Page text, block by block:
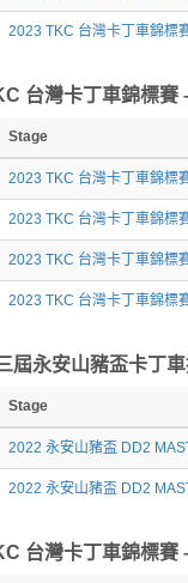
2023 TKC 台灣卡丁車錦標
台灣卡丁車錦標賽
Stage
2023 TKC 台灣卡丁車錦標
2023 TKC 台灣卡丁車錦標
2023 TKC 台灣卡丁車錦標
2023 TKC 台灣卡丁車錦標
屆永安山豬盃卡丁
Stage
2022 永安山豬盃 DD2
2022 永安山豬盃 DD2
台灣卡丁車錦標賽